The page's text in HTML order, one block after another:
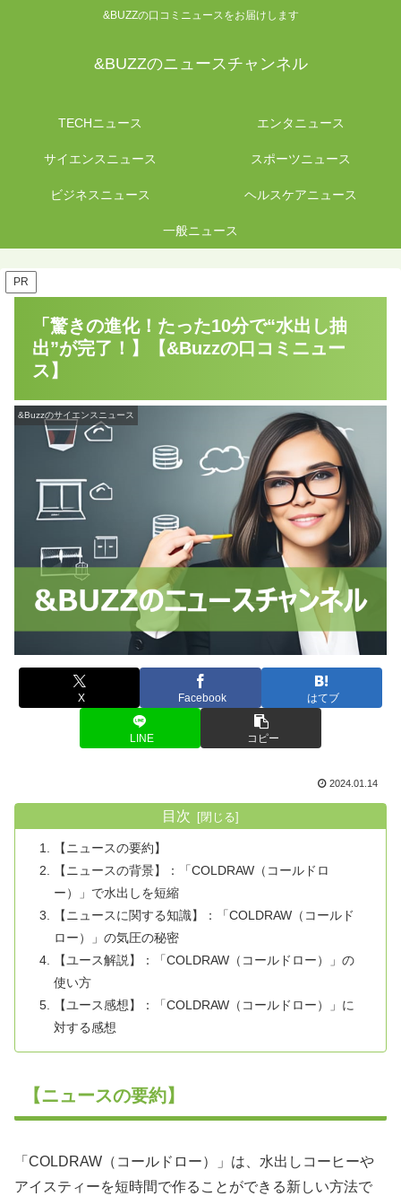
&BUZZの口コミニュースをお届けします
&BUZZのニュースチャンネル
TECHニュース エンタニュース
サイエンスニュース スポーツニュース
ビジネスニュース ヘルスケアニュース
一般ニュース
PR
「驚きの進化！たった10分で“水出し抽
出”が完了！】【&Buzzの口コミニュー
ス】
&Buzzのサイエンスニュース
X Facebook はてブ
LINE コピー
2024.01.14
目次
【ニュースの要約】
【ニュースの背景】：「COLDRAW（コールドロ
ー）」で水出しを短縮
【ニュースに関する知識】：「COLDRAW（コールド
ロー）」の気圧の秘密
【ユース解説】：「COLDRAW（コールドロー）」の
使い方
【ユース感想】：「COLDRAW（コールドロー）」に
対する感想
【ニュースの要約】
「COLDRAW（コールドロー）」は、水出しコーヒーや
アイスティーを短時間で作ることができる新しい方法で